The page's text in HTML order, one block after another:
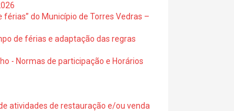
do Município de Torres Vedras –
de férias e adaptação das regras
- Normas de participação e Horários
atividades de restauração e/ou venda